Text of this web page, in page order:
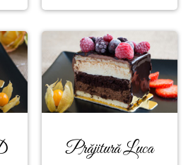
Prăjitură Luca